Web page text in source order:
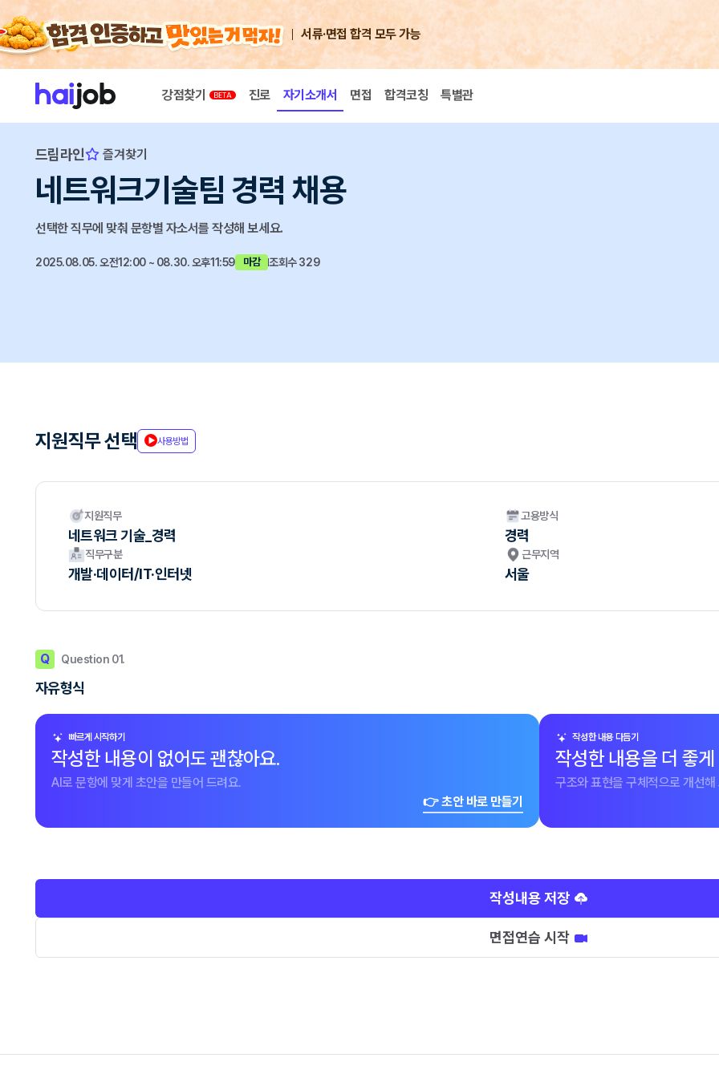
서류·면접 합격 모두 가능
강점찾기 진로 자기소개서 면접 합격코칭 특별관
드림라인 즐겨찾기
네트워크기술팀 경력 채용
선택한 직무에 맞춰 문항별 자소서를 작성해 보세요.
2025.08.05. 오전12:00 ~ 08.30. 오후11:59 마감 조회수 329
지원직무 선택 사용방법
지원직무
네트워크 기술_경력
고용방식
경력
직무구분
개발·데이터/IT·인터넷
근무지역
서울
Q Question 01.
자유형식
빠르게 시작하기
작성한 내용이 없어도 괜찮아요.
AI로 문항에 맞게 초안을 만들어 드려요.
👉 초안 바로 만들기
작성한 내용 다듬기
작성한 내용을 더 좋
구조와 표현을 구체적으로 개선해
작성내용 저장
면접연습 시작